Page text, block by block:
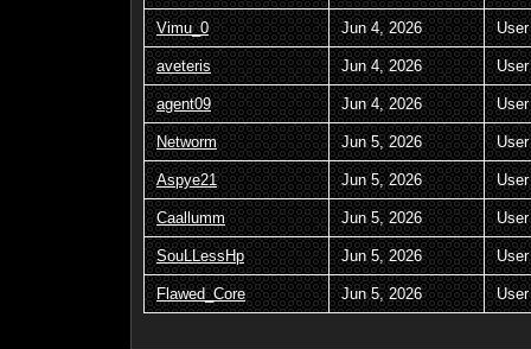
Vimu_0 Jun 4, 2026 User
aveteris Jun 4, 2026 User
agent09 Jun 4, 2026 User
Networm Jun 5, 2026 User
Aspye21 Jun 5, 2026 User
Caallumm Jun 5, 2026 User
SouLLessHp Jun 5, 2026 User
Flawed_Core Jun 5, 2026 User